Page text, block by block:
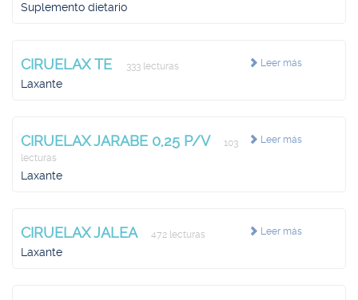
Suplemento dietario
Leer más
CIRUELAX TE 333 lecturas
Laxante
Leer más
CIRUELAX JARABE 0,25 P/V
103
lecturas
Laxante
Leer más
CIRUELAX JALEA 472 lecturas
Laxante